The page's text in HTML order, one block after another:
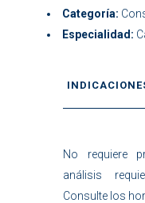
Categoría:
Especialidad:
No requiere
análisis
Consulte los